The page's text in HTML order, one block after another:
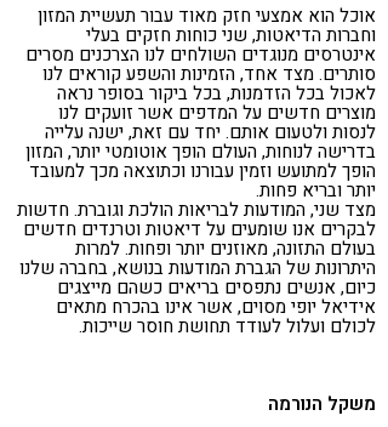
אוכל הוא אמצעי חזק מאוד עבור תעשיית המזון
וחברות הדיאטות, שני כוחות חזקים בעלי
אינטרסים מנוגדים השולחים לנו הצרכנים מסרים
סותרים. מצד אחד, הזמינות והשפע קוראים לנו
לאכול בכל הזדמנות, בכל ביקור בסופר נראה
מוצרים חדשים על המדפים אשר זועקים לנו
לנסות ולטעום אותם. יחד עם זאת, ישנה עלייה
בדרישה לנוחות, העולם הופך אוטומטי יותר, המזון
הופך למתועש וזמין עבורנו וכתוצאה מכך למעובד
יותר ובריא פחות.
מצד שני, המודעות לבריאות הולכת וגוברת. חדשות
לבקרים אנו שומעים על דיאטות וטרנדים חדשים
בעולם התזונה, מאוזנים יותר ופחות. למרות
היתרונות של הגברת המודעות בנושא, בחברה שלנו
כיום, אנשים נתפסים בריאים כשהם מייצגים
אידיאל יופי מסוים, אשר אינו בהכרח מתאים
לכולם ועלול לעודד תחושת חוסר שייכות.
משקל הנורמה